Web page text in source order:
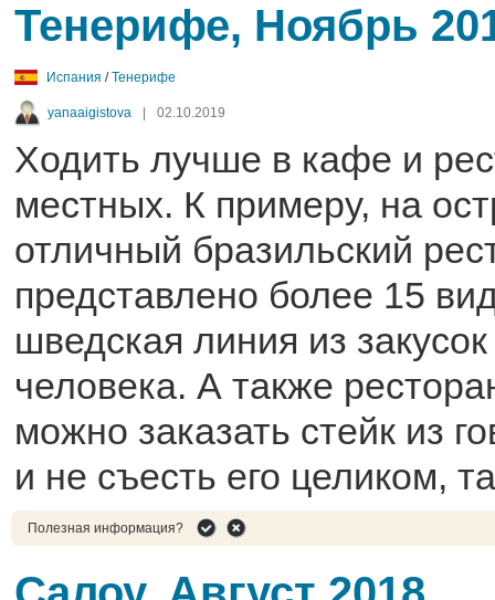
Тенерифе, Ноябрь
Испания /Тенерифе
yanaaigistova 02.10.2019
Ходить лучше в кафе и
местных. К примеру, на
отличный бразильский
представлено более 15
шведская линия из
человека. А также
можно заказать стейк из
и не съесть его целиком,
Полезная информация?